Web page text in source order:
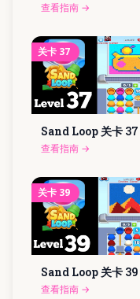
查看指南 →
关卡 37
Sand Loop 关卡 37
查看指南 →
关卡 39
Sand Loop 关卡 39
查看指南 →